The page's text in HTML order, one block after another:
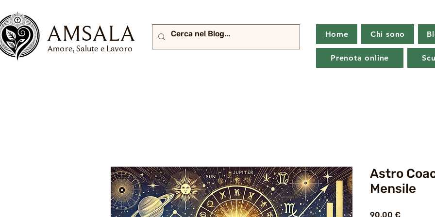
AMSALA
Amore, Salute e Lavoro
Home Chi sono
Prenota online
Astro
Mensile
90,00 €Prezzo